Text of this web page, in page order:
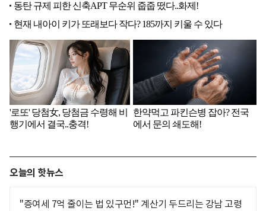
오늘의 핫뉴스
"증여세 7억 줄이는 법 있구먼!" 계산기 두드리는 강남 고령